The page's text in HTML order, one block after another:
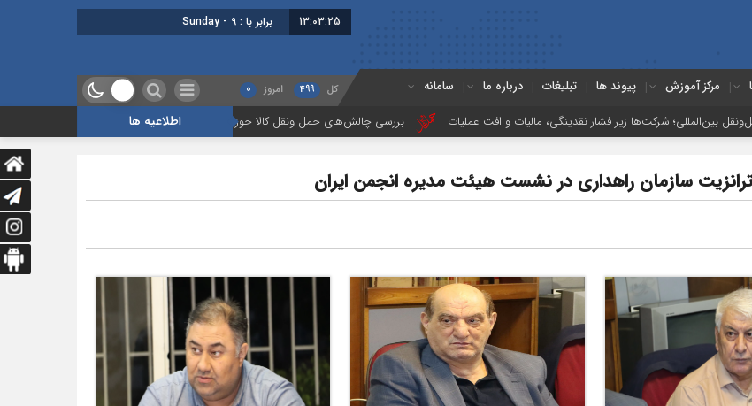
13:03:26 برابر با : Sunday - 9 August - 2026
مرکز آموزش پیوند ها تبلیغات درباره ما سامانه کل 499 امروز 0
اطلاعیه ها زیر فشار نقدینگی، مالیات و افت عملیات بررسی چالش‌های حمل ونقل کالا حوزه‌های ریلی، دریایی و جاده‌ای بیستمین جلسه بخش فورواردری
سازمان راهداری در نشست هیئت مدیره انجمن ایران